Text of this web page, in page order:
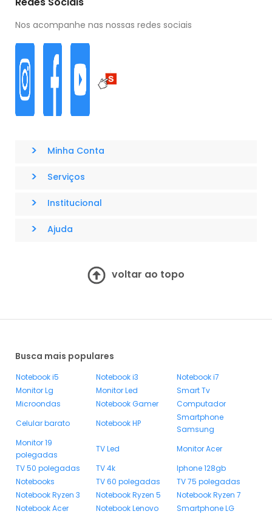
Nos acompanhe nas nossas redes sociais
> Minha Conta
> Serviços
> Institucional
> Ajuda
voltar ao topo
Busca mais populares
Notebook i5 Notebook i3
Notebook i7
Monitor Lg
Monitor Led
Smart Tv
Microondas
Notebook Gamer
Computador
Celular barato
Notebook HP
Smartphone
Samsung
Monitor 19
polegadas
TV Led
Monitor Acer
TV 50 polegadas
TV 4k
Iphone 128gb
Notebooks
TV 60 polegadas
TV 75 polegadas
Notebook Ryzen 3
Notebook Ryzen 5
Notebook Ryzen 7
Notebook Acer
Notebook Lenovo
Smartphone LG